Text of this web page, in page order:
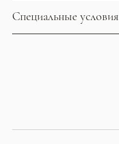
Специальные условия